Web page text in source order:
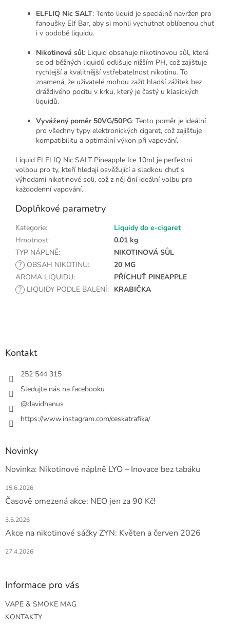
ELFLIQ Nic SALT: Tento liquid je speciálně navržen pro
fanoušky Elf Bar, aby si mohli vychutnat oblíbenou chuť
i v podobě liquidu.
Nikotinová sůl: Liquid obsahuje nikotinovou sůl, která
se od běžných liquidů odlišuje nižším PH, což zajišťuje
rychlejší a kvalitnější vstřebatelnost nikotinu. To
znamená, že uživatelé mohou zažít hladší zážitek bez
dráždivého pocitu v krku, který je častý u klasických
liquidů.
Vyvážený poměr 50VG/50PG: Tento poměr je ideální
pro všechny typy elektronických cigaret, což zajišťuje
kompatibilitu a optimální výkon při vapování.
Liquid ELFLIQ Nic SALT Pineapple Ice 10ml je perfektní
volbou pro ty, kteří hledají osvěžující a sladkou chuť s
výhodami nikotinové soli, což z něj činí ideální volbu pro
každodenní vapování.
Doplňkové parametry
Kategorie:
Liquidy do e-cigaret
Hmotnost:
0.01 kg
TYP NÁPLNĚ:
NIKOTINOVÁ SŮL
? OBSAH NIKOTINU:
20 MG
AROMA LIQUIDU:
PŘÍCHUŤ PINEAPPLE
? LIQUIDY PODLE BALENÍ: KRABIČKA
Z
Kontakt
252 544 315
Sledujte nás na facebooku
@davidhanus
https://www.instagram.com/ceskatrafika/
Novinky
Novinka: Nikotinové náplně LYO – Inovace bez tabáku
15.6.2026
Časově omezená akce: NEO jen za 90 Kč!
3.6.2026
Akce na nikotinové sáčky ZYN: Květen a červen 2026
27.4.2026
Informace pro vás
VAPE & SMOKE MAG
KONTAKTY